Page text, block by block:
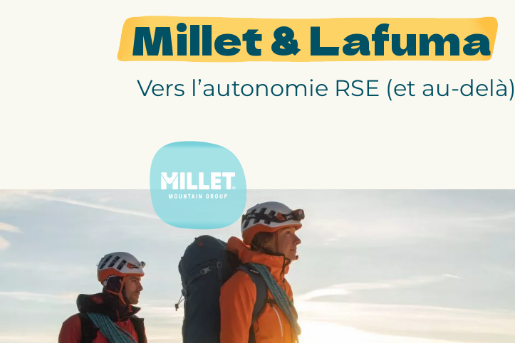
Notre équipeMillet & Lafuma
Vers l’autonomie RSE (et au-delà)